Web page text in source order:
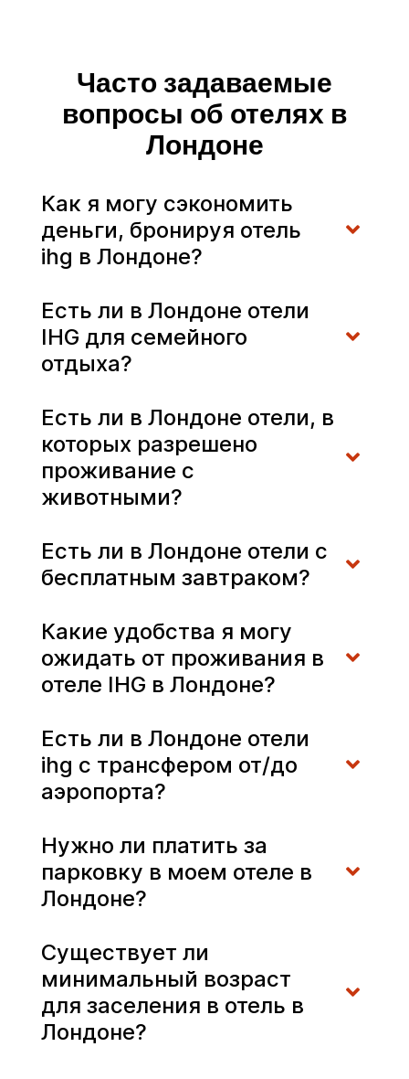
Часто задаваемые
вопросы об отелях в
Лондоне
Как я могу сэкономить
деньги, бронируя отель
ihg в Лондоне?
Есть ли в Лондоне отели
IHG для семейного
отдыха?
Есть ли в Лондоне отели, в
которых разрешено
проживание с
животными?
Есть ли в Лондоне отели с
бесплатным завтраком?
Какие удобства я могу
ожидать от проживания в
отеле IHG в Лондоне?
Есть ли в Лондоне отели
ihg с трансфером от/до
аэропорта?
Нужно ли платить за
парковку в моем отеле в
Лондоне?
Существует ли
минимальный возраст
для заселения в отель в
Лондоне?